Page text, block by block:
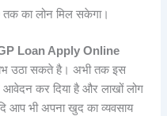
तक का लोन मिल सकेगा।
Loan Apply Online
उठा सकते है। अभी तक इस
आवेदन कर दिया है और लाखों लोग
आप भी अपना खुद का व्यवसाय